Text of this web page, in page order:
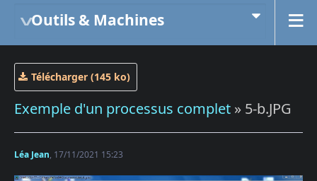
Outils & Machines
Télécharger (145 ko)
Exemple d'un processus complet » 5-b.JPG
Léa Jean, 17/11/2021 15:23